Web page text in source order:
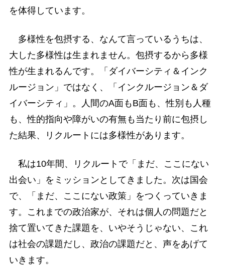
を体得しています。
多様性を包摂する、なんて言っているうちは、
大した多様性は生まれません。包摂するから多様
性が生まれるんです。「ダイバーシティ＆インク
ルージョン」ではなく、「インクルージョン＆ダ
イバーシティ」。人間のA面もB面も、性別も人種
も、性的指向や障がいの有無も当たり前に包摂し
た結果、リクルートには多様性があります。
私は10年間、リクルートで「まだ、ここにない
出会い」をミッションとしてきました。次は国会
で、「まだ、ここにない政策」をつくっていきま
す。これまでの政治家が、それは個人の問題だと
捨て置いてきた課題を、いやそうじゃない、これ
は社会の課題だし、政治の課題だと、声をあげて
いきます。